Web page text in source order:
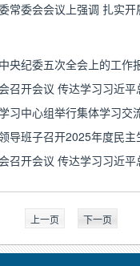
央纪委五次全会上的工作
上一页 下一页